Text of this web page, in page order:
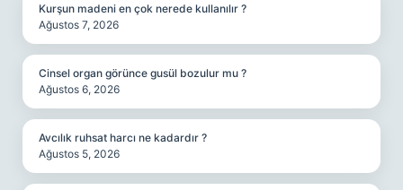
Kurşun madeni en çok nerede kullanılır ?
Ağustos 7, 2026
Cinsel organ görünce gusül bozulur mu ?
Ağustos 6, 2026
Avcılık ruhsat harcı ne kadardır ?
Ağustos 5, 2026